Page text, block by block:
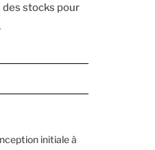
stocks pour
initiale à